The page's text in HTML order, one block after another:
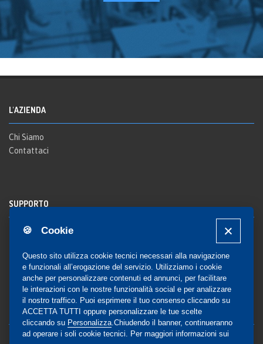
🍪 Cookie
Questo sito utilizza cookie tecnici necessari alla navigazione
e funzionali all’erogazione del servizio. Utilizziamo i cookie
anche per personalizzare contenuti ed annunci, per facilitare
le interazioni con le nostre funzionalità social e per analizzare
il nostro traffico. Puoi esprimere il tuo consenso cliccando su
ACCETTA TUTTI oppure personalizzare le tue scelte
cliccando su Personalizza .Chiudendo il banner, continueranno
ad operare i soli cookie tecnici. Per maggiori informazioni sui
L'AZIENDA
Chi Siamo
Contattaci
SUPPORTO
Registrazione al sito
Notifica
COMMUNITY
Blog e Canali social